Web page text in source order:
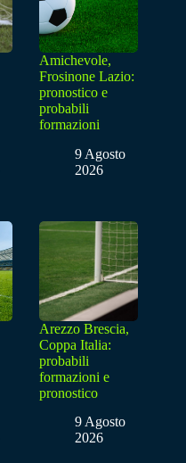
Amichevole,
Frosinone Lazio:
pronostico e
probabili
formazioni
9 Agosto
2026
Arezzo Brescia,
Coppa Italia:
probabili
formazioni e
pronostico
9 Agosto
2026